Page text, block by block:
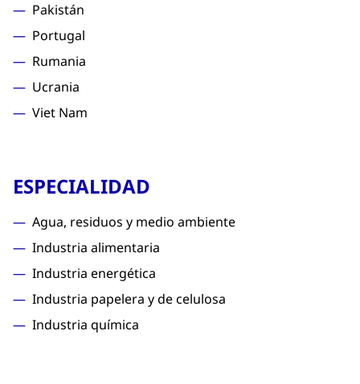
Pakistán
Portugal
Rumania
Ucrania
Viet Nam
ESPECIALIDAD
Agua, residuos y medio ambiente
Industria alimentaria
Industria energética
Industria papelera y de celulosa
Industria química